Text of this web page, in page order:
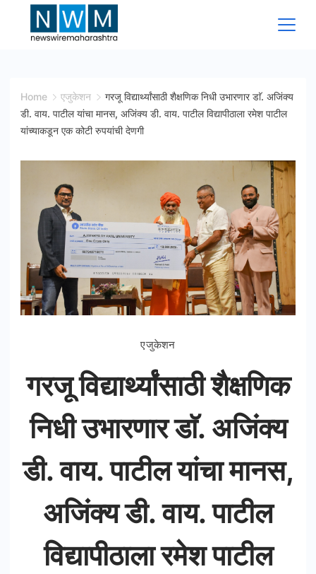
Wire
Maharashtra
Home एजुकेशन
गरजू विद्यार्थ्यांसाठी शैक्षणिक निधी उभारणार डाॅ. अजिंक्य
डी. वाय. पाटील यांचा मानस, अजिंक्य डी. वाय. पाटील विद्यापीठाला रमेश पाटील
यांच्याकडून एक कोटी रुपयांची देणगी
एजुकेशन
गरजू विद्यार्थ्यांसाठी शैक्षणिक
निधी उभारणार डाॅ. अजिंक्य
डी. वाय. पाटील यांचा मानस,
अजिंक्य डी. वाय. पाटील
विद्यापीठाला रमेश पाटील